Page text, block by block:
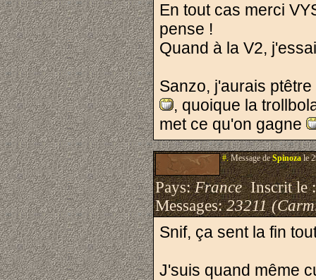
En tout cas merci
pense !
Quand à la V2,
Sanzo, j'aurais
, quoique la
met ce qu'on gagne
#.Message deSpinozale
Pays:FranceInscrit le
Messages:23211
Snif, ça sent la fin
J'suis quand même